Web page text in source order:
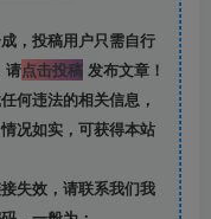
，投稿用户只需自行
请点击投稿发布文章！
何违法的相关信息，
况如实，可获得本站
失效，请联系我们我